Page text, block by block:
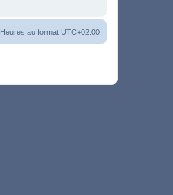
Heures au format UTC+02:00